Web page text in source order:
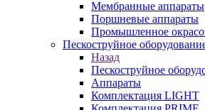
Мембранные аппараты
Поршневые аппараты
Промышленное
Пескоструйное
Назад
Пескоструйное
Аппараты
Комплектация LIGHT